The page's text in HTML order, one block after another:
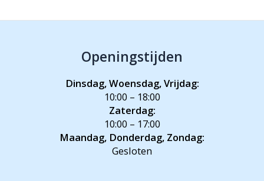
Openingstijden
Dinsdag, Woensdag, Vrijdag:
10:00 – 18:00
Zaterdag:
10:00 – 17:00
Maandag, Donderdag, Zondag:
Gesloten